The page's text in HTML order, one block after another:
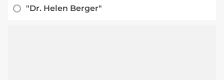
"Dr. Helen Berger"